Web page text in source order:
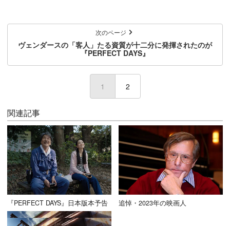
次のページ
ヴェンダースの「客人」たる資質が十二分に発揮されたのが
『PERFECT DAYS』
1 (current)
2
関連記事
『PERFECT DAYS』日本版本予告 追悼・2023年の映画人